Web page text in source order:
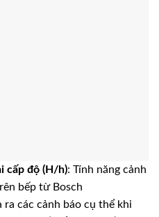
cấp độ (H/h): Tính năng cảnh
bếp từ Bosch
ra các cảnh báo cụ thể khi